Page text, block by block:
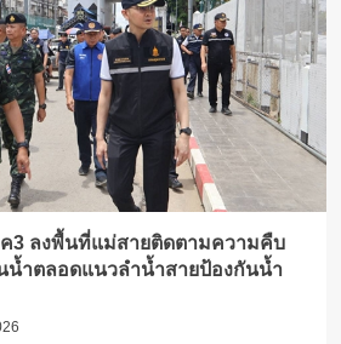
ค3 ลงพื้นที่แม่สายติดตามความคืบ
ำตลอดแนวลำน้ำสายป้องกันน้ำ